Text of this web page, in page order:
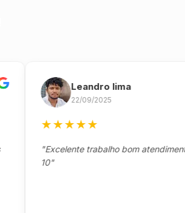
Leandro lima
22/09/2025
★★★
"Excelente trabalho bom atendimento